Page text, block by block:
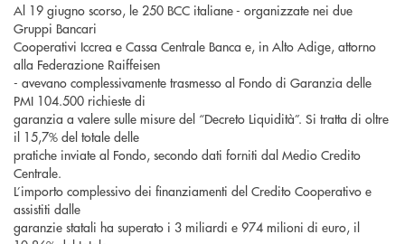
Al 19 giugno scorso, le 250 BCC italiane - organizzate nei due
Gruppi Bancari
Cooperativi Iccrea e Cassa Centrale Banca e, in Alto Adige, attorno
alla Federazione Raiffeisen
- avevano complessivamente trasmesso al Fondo di Garanzia delle
PMI 104.500 richieste di
garanzia a valere sulle misure del “Decreto Liquidità”. Si tratta di oltre
il 15,7% del totale delle
pratiche inviate al Fondo, secondo dati forniti dal Medio Credito
Centrale.
L’importo complessivo dei finanziamenti del Credito Cooperativo e
assistiti dalle
garanzie statali ha superato i 3 miliardi e 974 milioni di euro, il